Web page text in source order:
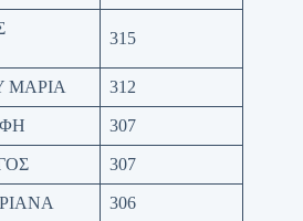
315
ΜΑΡΙΑ 312
307
307
306